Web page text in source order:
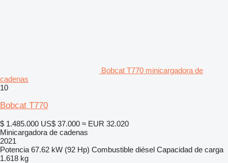
Bobcat T770 minicargadora de
cadenas
10
Bobcat T770
$ 1.485.000 US$ 37.000 ≈ EUR 32.020
Minicargadora de cadenas
2021
Potencia 67.62 kW (92 Hp) Combustible diésel Capacidad de carga
1.618 kg